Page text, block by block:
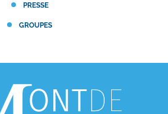
PRESSE
GROUPES